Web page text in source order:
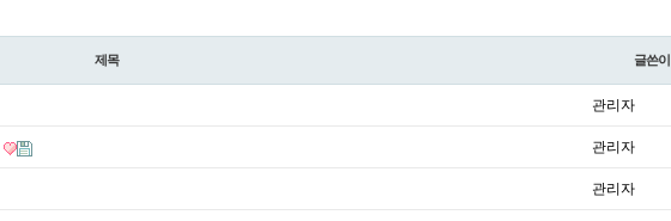
제목 글쓴이
관리자
관리자
관리자